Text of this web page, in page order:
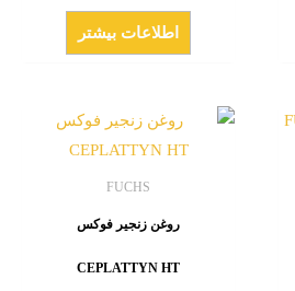
اطلاعات بیشتر
FUCHS
روغن زنجیر فوکس
CEPLATTYN HT